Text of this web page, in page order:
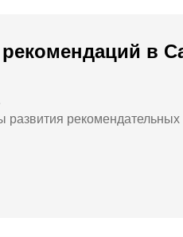
рекомендаций в
развития рекомендательных